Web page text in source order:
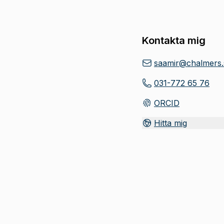
Kontakta mig
031-772 65 76
ORCID
(Öppnas i ny flik
Hitta mig